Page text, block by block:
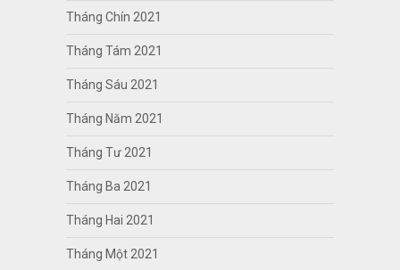
Tháng Chín 2021
Tháng Tám 2021
Tháng Sáu 2021
Tháng Năm 2021
Tháng Tư 2021
Tháng Ba 2021
Tháng Hai 2021
Tháng Một 2021